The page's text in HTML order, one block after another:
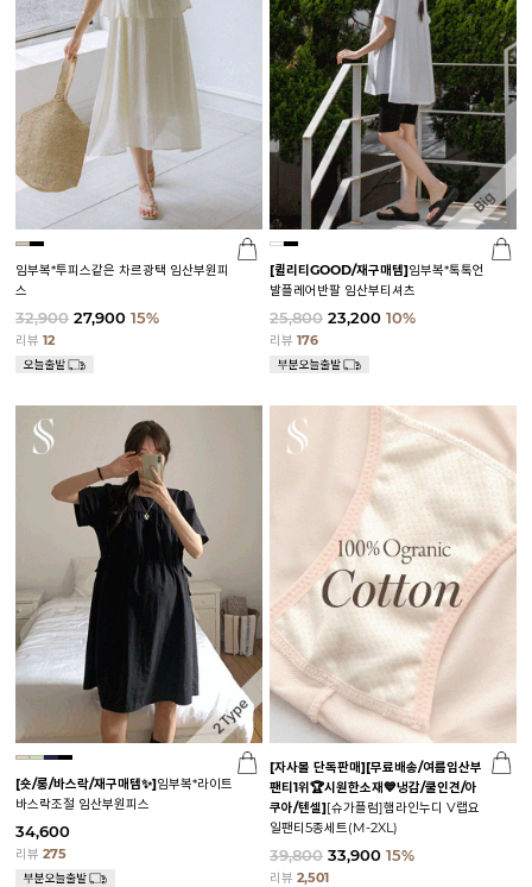
임부복*투피스같은 차르광택 임산부원피
스
32,900 27,900 15%
리뷰 12
[퀼리티GOOD/재구매템]임부복*톡톡언
발플레어반팔 임산부티셔츠
25,800 23,200 10%
리뷰 176
[숏/롱/바스락/재구매템✨]임부복*라이트
바스락조절 임산부원피스
34,600
리뷰 275
[자사몰 단독판매][무료배송/여름임산부
팬티1위🏆시원한소재💙냉감/쿨인견/아
쿠아/텐셀][슈가플럼]햄라인누디 V랩요
일팬티5종세트(M-2XL)
39,800 33,900 15%
리뷰 2,501